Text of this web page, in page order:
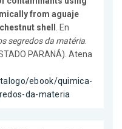
from aguaje
shell . En
segredos da matéria.
PARANÁ). Atena
ebook/quimica-
da-materia